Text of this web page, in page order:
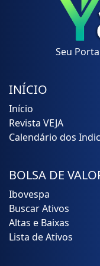
Seu
INÍCIO
Início
Revista VEJA
Calendário dos
BOLSA DE
Ibovespa
Buscar Ativos
Altas e Baixas
Lista de Ativos